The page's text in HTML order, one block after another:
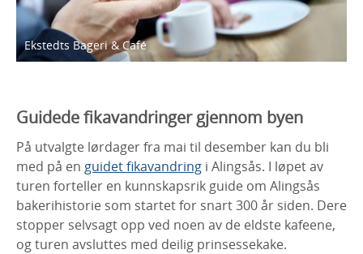
Ekstedts Bageri & Café
Guidede fikavandringer gjennom byen
På utvalgte lørdager fra mai til desember kan du bli
med på en guidet fikavandring i Alingsås. I løpet av
turen forteller en kunnskapsrik guide om Alingsås
bakerihistorie som startet for snart 300 år siden. Dere
stopper selvsagt opp ved noen av de eldste kafeene,
og turen avsluttes med deilig prinsessekake.